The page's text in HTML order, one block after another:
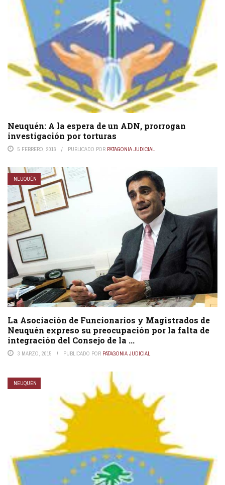
Neuquén: A la espera de un ADN, prorrogan
investigación por torturas
5 FEBRERO, 2016 PUBLICADO POR PATAGONIA JUDICIAL
NEUQUÉN
La Asociación de Funcionarios y Magistrados de
Neuquén expreso su preocupación por la falta de
integración del Consejo de la ...
3 MARZO, 2015 PUBLICADO POR PATAGONIA JUDICIAL
NEUQUÉN